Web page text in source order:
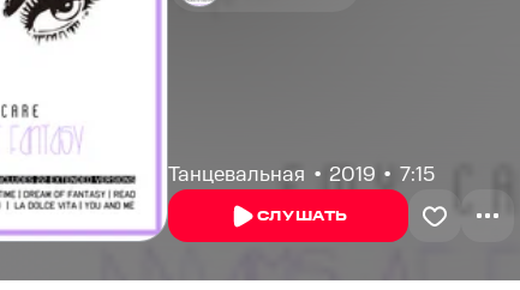
Танцевальная 2019 7:15
СЛУШАТЬ